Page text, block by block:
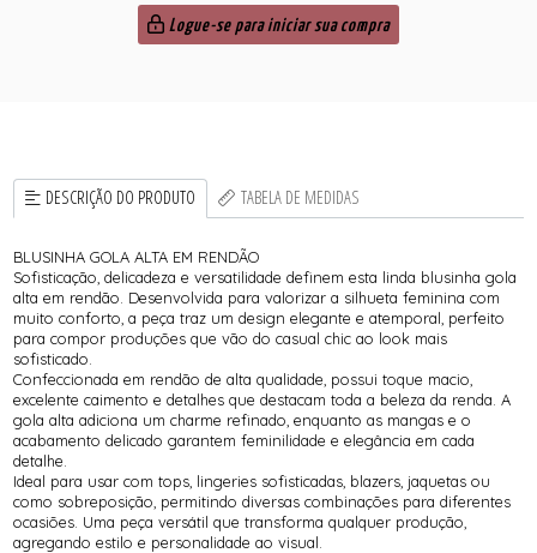
Logue-se para iniciar sua compra
DESCRIÇÃO DO PRODUTO TABELA DE MEDIDAS
BLUSINHA GOLA ALTA EM RENDÃO
Sofisticação, delicadeza e versatilidade definem esta linda blusinha gola
alta em rendão. Desenvolvida para valorizar a silhueta feminina com
muito conforto, a peça traz um design elegante e atemporal, perfeito
para compor produções que vão do casual chic ao look mais
sofisticado.
Confeccionada em rendão de alta qualidade, possui toque macio,
excelente caimento e detalhes que destacam toda a beleza da renda. A
gola alta adiciona um charme refinado, enquanto as mangas e o
acabamento delicado garantem feminilidade e elegância em cada
detalhe.
Ideal para usar com tops, lingeries sofisticadas, blazers, jaquetas ou
como sobreposição, permitindo diversas combinações para diferentes
ocasiões. Uma peça versátil que transforma qualquer produção,
agregando estilo e personalidade ao visual.